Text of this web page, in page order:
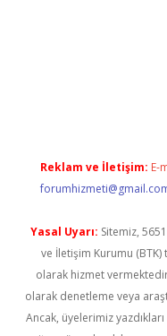
Reklam ve İletişim: E-
Yasal Uyarı: Sitemiz,
ve İletişim Kurumu (BTK)
olarak hizmet
olarak denetleme veya
Ancak, üyelerimiz